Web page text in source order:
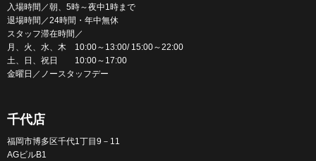
入場時間／朝、5時～夜中1時まで
退場時間／24時間・年中無休
スタッフ滞在時間／
月、火、水、木 10:00～13:00/ 15:00～22:00
土、日、祝日 10:00～17:00
金曜日／ノースタッフデー
千代店
福岡市博多区千代1丁目9－11
AGビルB1